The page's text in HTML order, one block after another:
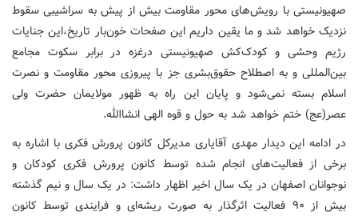
صهیونیستی با رویش‌های محور مقاومت بیش از پیش به سراشیبی سقوط
نزدیک خواهد شد و ما یقین داریم این صفحات خون‌بار تاریخ،این جنایات
رژیم وحشی و کودک‌کش صهیونیستی درغزه در برابر سکوت مجامع
بین‌المللی و به اصطلاح حقوق‌بشری جز با پیروزی محور مقاومت و نصرت
اسلام بسته نمی‌شود و پایان این راه به ظهور مولایمان حضرت ولی
عصر(عج) ختم خواهد شد به حول و قوه الهی انشاالله‌.
در ادامه این دیدار مهدی آقایاری مدیرکل کانون پرورش فکری با اشاره به
برخی از فعالیت‌های انجام شده توسط کانون پرورش فکری کودکان و
نوجوانان اصفهان در یک سال اخیر اظهار داشت: در یک سال و نیم گذشته
بیش از ۹۰ فعالیت اثرگذار به صورت ریشه‌ای و فرایندی توسط کانون